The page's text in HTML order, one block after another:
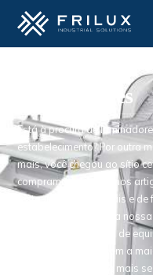
Laminadores
Está à procura de
estabelecimento? Por outra
mais, você chegou ao sítio
compramos e vendemos
restauração, industriais e
(continente e ilhas). Na
diversificada seleção de
melhores preços e com a
escolher o artigo que mais